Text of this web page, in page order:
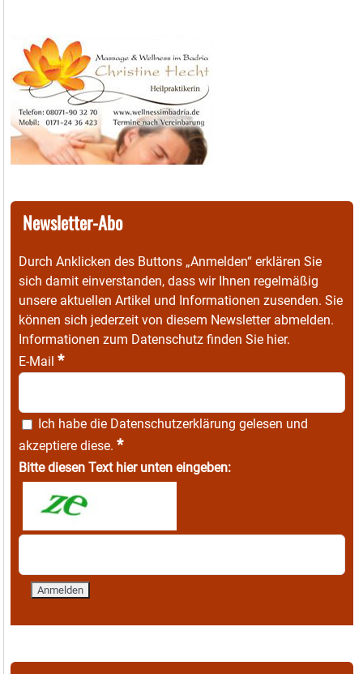
Newsletter-Abo
Durch Anklicken des Buttons „Anmelden“ erklären Sie
sich damit einverstanden, dass wir Ihnen regelmäßig
unsere aktuellen Artikel und Informationen zusenden. Sie
können sich jederzeit von diesem Newsletter abmelden.
Informationen zum Datenschutz finden Sie hier.
E-Mail *
Ich habe die Datenschutzerklärung gelesen und
akzeptiere diese. *
Bitte diesen Text hier unten eingeben: